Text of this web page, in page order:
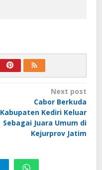
Next post
Cabor Berkuda
Kabupaten Kediri Keluar
Sebagai Juara Umum di
Kejurprov Jatim